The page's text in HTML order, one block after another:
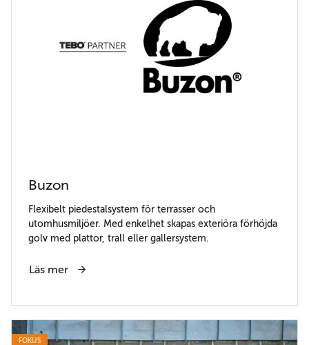
Buzon
Flexibelt piedestalsystem för terrasser och
utomhusmiljöer. Med enkelhet skapas exteriöra förhöjda
golv med plattor, trall eller gallersystem.
Läs mer
FOKUS